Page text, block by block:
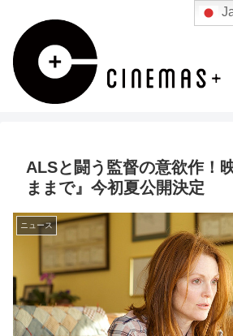
ALSと闘う監督の意欲作！
ままで』今初夏公開決定
ニュース